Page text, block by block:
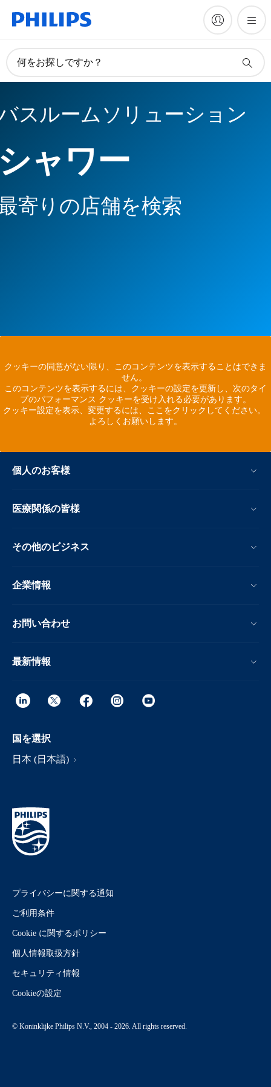
何をお探しですか？
スルームソリューション
ャワー
寄りの店舗を検索
クッキーの同意がない限り、このコンテンツを表示することはできま
せん。
このコンテンツを表示するには、クッキーの設定を更新し、次のタイ
プのパフォーマンス クッキーを受け入れる必要があります。
クッキー設定を表示、変更するには、ここをクリックしてください。
よろしくお願いします。
個人のお客様
医療関係の皆様
その他のビジネス
企業情報
お問い合わせ
最新情報
国を選択
日本 (日本語)
プライバシーに関する通知
ご利用条件
Cookie に関するポリシー
個人情報取扱方針
セキュリティ情報
Cookieの設定
© Koninklijke Philips N.V., 2004 - 2026. All rights reserved.